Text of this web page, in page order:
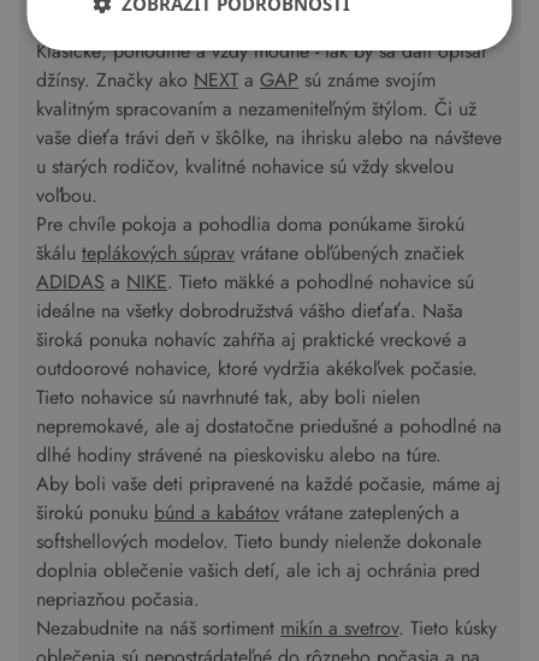
rôznorodému životnému štýlu vašich detí.
Klasické, pohodlné a vždy módne - tak by sa dali opísať
džínsy. Značky ako NEXTa GAP sú známe svojím
kvalitným spracovaním a nezameniteľným štýlom. Či už
vaše dieťa trávi deň v škôlke, na ihrisku alebo na návšteve
u starých rodičov, kvalitné nohavice sú vždy skvelou
voľbou.
Pre chvíle pokoja a pohodlia doma ponúkame širokú
škálu teplákových súprav vrátane obľúbených značiek
ADIDAS a NIKE. Tieto mäkké a pohodlné nohavice sú
ideálne na všetky dobrodružstvá vášho dieťaťa. Naša
široká ponuka nohavíc zahŕňa aj praktické vreckové a
outdoorové nohavice, ktoré vydržia akékoľvek počasie.
Tieto nohavice sú navrhnuté tak, aby boli nielen
nepremokavé, ale aj dostatočne priedušné a pohodlné na
dlhé hodiny strávené na pieskovisku alebo na túre.
Aby boli vaše deti pripravené na každé počasie, máme aj
širokú ponuku búnd a kabátov vrátane zateplených a
softshellových modelov. Tieto bundy nielenže dokonale
doplnia oblečenie vašich detí, ale ich aj ochránia pred
nepriazňou počasia.
Nezabudnite na náš sortiment mikín a svetrov. Tieto kúsky